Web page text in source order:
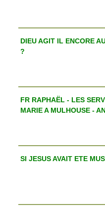
DIEU AGIT IL ENCORE
?
FR RAPHAËL - LES
MARIE A MULHOUSE -
SI JESUS AVAIT ETE